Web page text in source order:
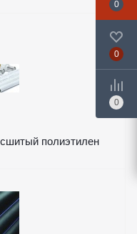
полиэтилен
0
0
0